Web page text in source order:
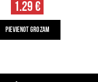
1.29 €
PIEVIENOT GROZAM